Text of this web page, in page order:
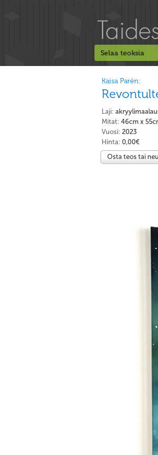
Selaa teoksia
Kaisa Parén:
Laji:
Mitat: 46cm x
Vuosi: 2023
Hinta: 0,00€
Osta teos tai